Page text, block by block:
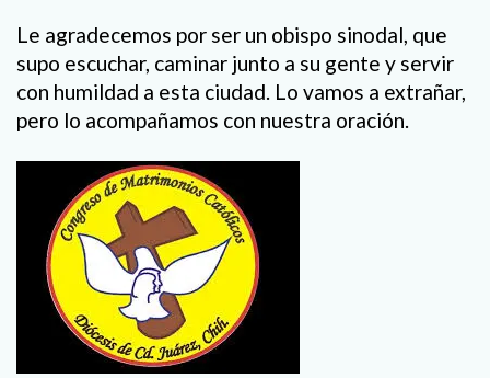
Le agradecemos por ser un obispo sinodal, que
supo escuchar, caminar junto a su gente y servir
con humildad a esta ciudad. Lo vamos a extrañar,
pero lo acompañamos con nuestra oración.